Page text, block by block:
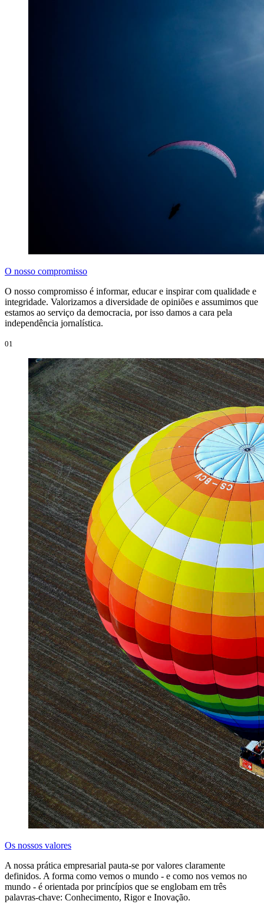
O nosso compromisso
O nosso compromisso é informar, educar e inspirar com qualidade e
integridade. Valorizamos a diversidade de opiniões e assumimos que
estamos ao serviço da democracia, por isso damos a cara pela
independência jornalística.
01
Os nossos valores
A nossa prática empresarial pauta-se por valores claramente
definidos. A forma como vemos o mundo - e como nos vemos no
mundo - é orientada por princípios que se englobam em três
palavras-chave: Conhecimento, Rigor e Inovação.